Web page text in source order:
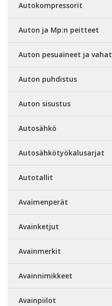
Autokompressorit
Auton ja Mp:n peitteet
Auton pesuaineet ja vahat
Auton puhdistus
Auton sisustus
Autosähkö
Autosähkötyökalusarjat
Autotallit
Avaimenperät
Avainketjut
Avainmerkit
Avainnimikkeet
Avainpiilot